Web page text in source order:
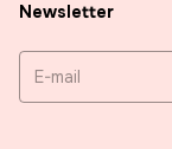
Newsletter